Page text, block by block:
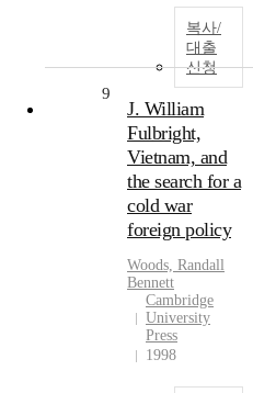
복사/
대출
신청
9
J. William
Fulbright,
Vietnam, and
the search for a
cold war
foreign policy
Woods, Randall
Bennett
Cambridge
University
Press
1998